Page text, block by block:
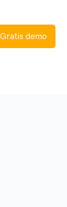
Gratis demo